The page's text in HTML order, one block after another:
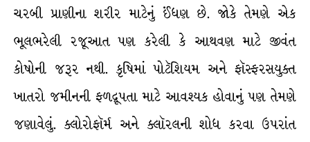
ચરબી પ્રાણીના શરીર માટેનું ઈંધણ છે. જોકે તેમણે એક
ભૂલભરેલી રજૂઆત પણ કરેલી કે આથવણ માટે જીવંત
કોષોની જરૂર નથી. કૃષિમાં પોટૅશિયમ અને ફૉસ્ફરસયુક્ત
ખાતરો જમીનની ફળદ્રૂપતા માટે આવશ્યક હોવાનું પણ તેમણે
જણાવેલું. ક્લોરોફૉર્મ અને ક્લૉરલની શોધ કરવા ઉપરાંત